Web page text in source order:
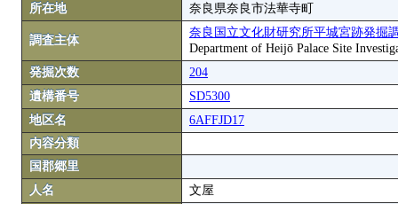
所在地
奈良県奈良市法華寺町
調査主体
奈良国立文化財研究所平城宮跡発掘
Department of Heijō Palace Site
発掘次数
204
遺構番号
SD5300
地区名
6AFFJD17
内容分類
国郡郷里
人名
文屋